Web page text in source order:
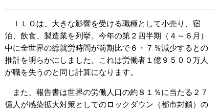
ＩＬＯは、大きな影響を受ける職種として小売り、宿
泊、飲食、製造業を列挙。今年の第２四半期（４～６月）
中に全世界の総就労時間が前期比で６・７％減少するとの
推計を明らかにしました。これは労働者１億９５００万人
が職を失うのと同じ計算になります。
また、報告書は世界の労働人口の約８１％に当たる２７
億人が感染拡大対策としてのロックダウン（都市封鎖）の